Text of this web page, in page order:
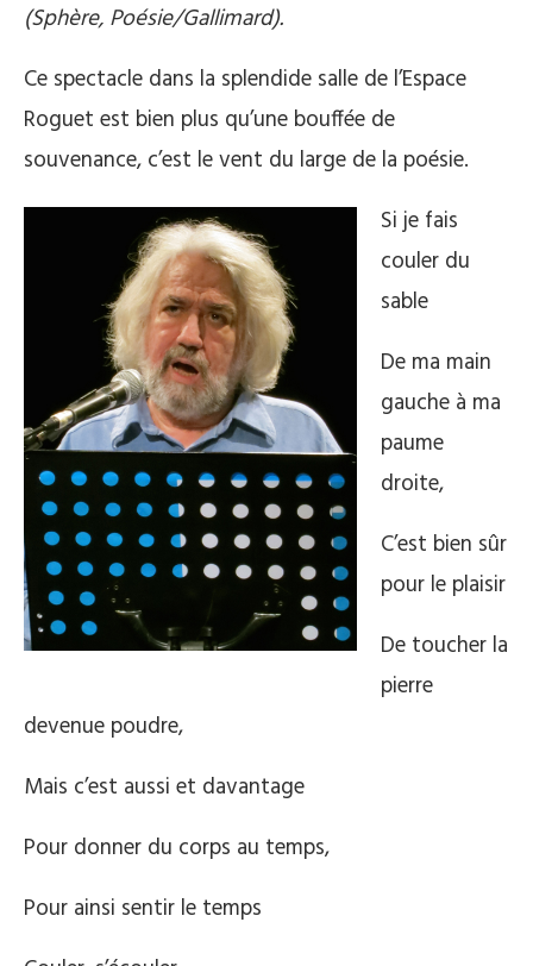
(Sphère, Poésie/Gallimard).
Ce spectacle dans la splendide salle de l’Espace
Roguet est bien plus qu’une bouffée de
souvenance, c’est le vent du large de la poésie.
Si je fais
couler du
sable
De ma main
gauche à ma
paume
droite,
C’est bien sûr
pour le plaisir
De toucher la
pierre
devenue poudre,
Mais c’est aussi et davantage
Pour donner du corps au temps,
Pour ainsi sentir le temps